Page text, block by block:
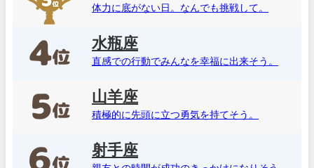
体力に底がない日。なんでも挑戦して。
水瓶座
直感での行動でみんなを幸福に出来そう。
山羊座
積極的に先頭に立つ勇気を持てそう。
射手座